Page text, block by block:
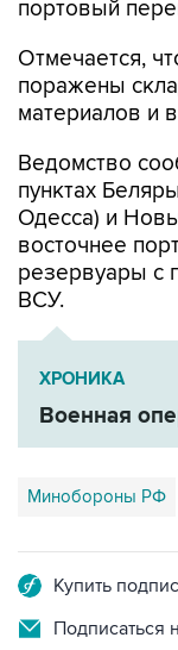
портовый
Отмечается,
поражены
материалов и
Ведомство
пунктах
Одесса) и
восточнее
резервуары с
ВСУ.
ХРОНИКА
Военная
Минобороны РФ
Купить
Подписаться